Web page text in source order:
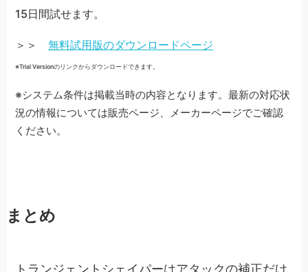
15日間試せます。
＞＞無料試用版のダウンロードページ
※Trial Versionのリンクからダウンロードできます。
※システム条件は掲載当時の内容となります。最新の対応状
況の情報については販売ページ、メーカーページでご確認
ください。
まとめ
トランジェントシェイパーはアタックの補正だけ